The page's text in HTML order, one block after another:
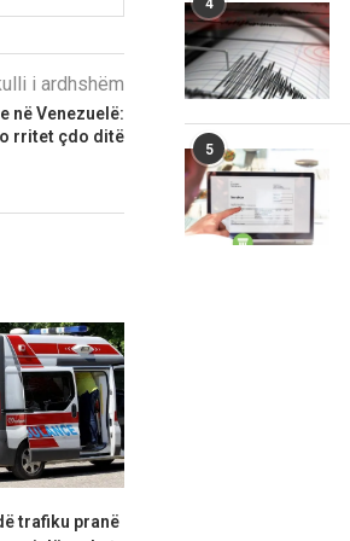
i ardhshëm
në Venezuelë:
rritet çdo ditë
trafiku pranë
4
5